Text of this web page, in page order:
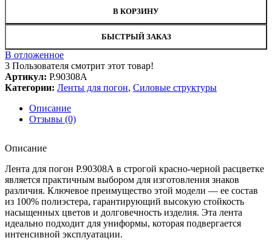
В КОРЗИНУ
БЫСТРЫЙ ЗАКАЗ
В отложенное
3 Пользователя смотрит этот товар!
Артикул: Р.90308А
Категории: Ленты для погон, Силовые структуры
Описание
Отзывы (0)
Описание
Лента для погон Р.90308А в строгой красно-черной расцветке
является практичным выбором для изготовления знаков
различия. Ключевое преимущество этой модели — ее состав
из 100% полиэстера, гарантирующий высокую стойкость
насыщенных цветов и долговечность изделия. Эта лента
идеально подходит для униформы, которая подвергается
интенсивной эксплуатации.